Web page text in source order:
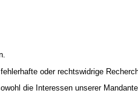
oder rechtswidrige
die Interessen unserer